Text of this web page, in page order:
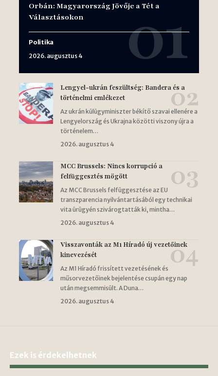
Orbán: Magyarország Jövője a Tét a
Választásokon
Politika
2026. augusztus 4
Lengyel-ukrán feszültség: Bandera és a
történelmi emlékezet
Az ukrán külügyminiszter békítő szavai ellenére a
Lengyelország és Ukrajna közötti viszony újra a
történelem…
2026. augusztus 4
MCC Brussels: Nincs korrupció a
felfüggesztés mögött
Az MCC Brussels felfüggesztése az EU
transzparencia nyilvántartásából egy technikai
vita ürügyén szivárogtatták ki, mintha…
2026. augusztus 4
Visszavonták az M1 Híradó új vezetőinek
kinevezését
Az M1 Híradó frissített vezetésének és
műsorvezetőinek bejelentése csupán egy nap
után megsemmisült. A Duna…
2026. augusztus 4
Ezek is érdekelhetnek